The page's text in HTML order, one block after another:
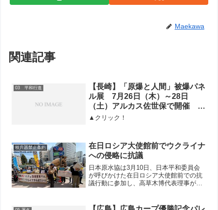
Maekawa
関連記事
03 平和行進
【長崎】「原爆と人間」被爆パネ
ル展 7月26日（木）～28日
（土）アルカス佐世保で開催 3
日間で1500人が入場 佐世保原
▲クリック！
核兵器禁止条約
在日ロシア大使館前でウクライナ
への侵略に抗議
日本原水協は3月10日、日本平和委員会
が呼びかけた在日ロシア大使館前での抗
議行動に参加し、高草木博代表理事がス
シア大使館前に投函しました。高草木代